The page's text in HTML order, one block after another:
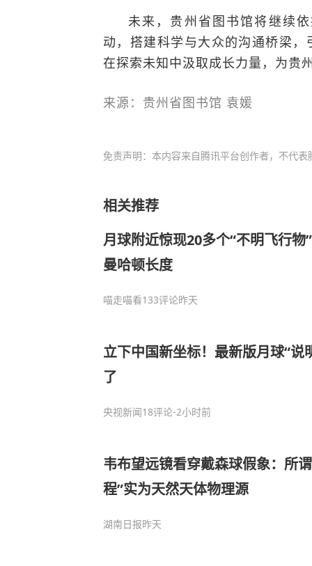
未来，贵州省图书馆将继续
动，搭建科学与大众的沟通桥梁
在探索未知中汲取成长力量，为贵
来源：贵州省图书馆 袁媛
免责声明：本内容来自腾讯平台创作者，不代
相关推荐
月球附近惊现20多个“不明飞行物
曼哈顿长度
喵走喵看133评论昨天
立下中国新坐标！最新版月球“说
了
央视新闻18评论-2小时前
韦布望远镜看穿戴森球假象：所
程”实为天然天体物理源
湖南日报昨天